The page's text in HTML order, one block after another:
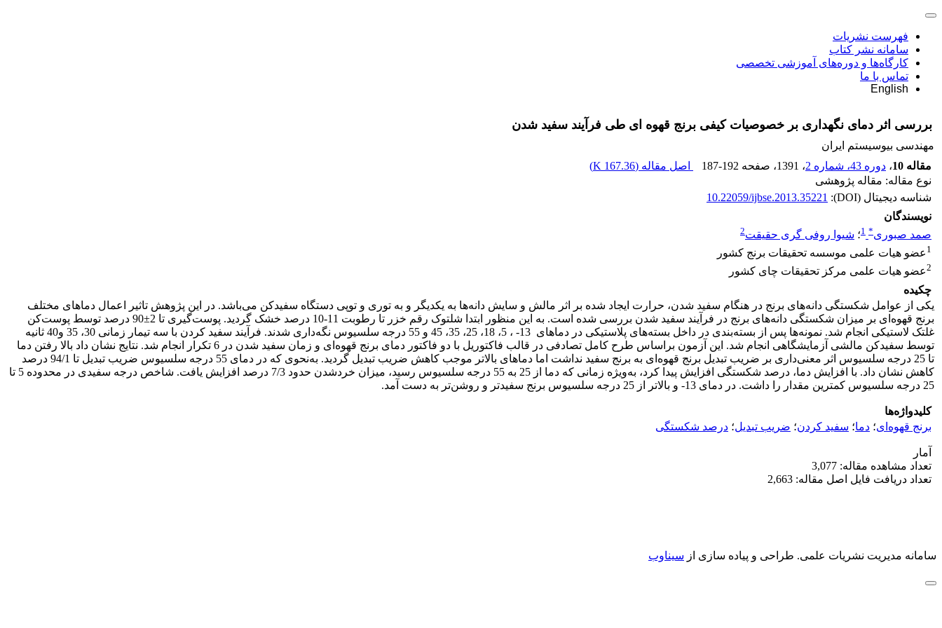
فهرست نشریات
سامانه نشر کتاب
کارگاه‌ها و دوره‌های آموزشی تخصصی
تماس با ما
English
بررسی اثر دمای نگهداری بر خصوصیات کیفی برنج قهوه ای طی فرآیند سفید شدن
مهندسی بیوسیستم ایران
مقاله 10
، دوره 43، شماره 2 ، 1391 ، صفحه 187-192 اصل مقاله (167.36 K
)
نوع مقاله: مقاله پژوهشی
شناسه دیجیتال (DOI):
10.22059/ijbse.2013.35221
نویسندگان
صمد صبوری*
1؛ شیوا روفی گری حقیقت2
1 عضو هیات علمی موسسه تحقیقات برنج کشور
2عضو هیات علمی مرکز تحقیقات چای کشور
چکیده
یکی از عوامل شکستگی دانه‌های برنج در هنگام سفید شدن، حرارت ایجاد شده بر اثر مالش و سایش دانه‌ها به یکدیگر و به توری و توپی دستگاه سفید‌کن می‌باشد. در این پژوهش تاثیر اعمال دماهای مختلف
برنج قهوه‌ای بر میزان شکستگی دانه‌های برنج در فرآیند سفید شدن بررسی شده است. به این منظور ابتدا شلتوک رقم خزر تا رطوبت 11-10 درصد خشک گردید. پوست‌گیری تا 2±90 درصد توسط پوست‌کن
غلتک لاستیکی انجام شد. نمونه‌ها پس از بسته‌بندی در داخل بسته‌های پلاستیکی در دماهای 13- ، 5، 18، 25، 35، 45 و 55 درجه سلسیوس نگه‌داری شدند. فرآیند سفید کردن با سه تیمار زمانی 30، 35 و40 ثانیه
توسط سفید‌کن مالشی آزمایشگاهی انجام شد. این آزمون براساس طرح کامل تصادفی در قالب فاکتوریل با دو فاکتور دمای برنج قهوه‌ای و زمان سفید شدن در 6 تکرار انجام شد. نتایج نشان داد بالا رفتن دما
تا 25 درجه سلسیوس اثر معنی‌داری بر ضریب تبدیل برنج قهوه‌ای به برنج سفید نداشت اما دماهای بالاتر موجب کاهش ضریب تبدیل گردید. به‌نحوی که در دمای 55 درجه سلسیوس ضریب تبدیل تا 94/1 درصد
کاهش نشان داد. با افزایش دما، درصد شکستگی افزایش پیدا کرد، به‌ویژه زمانی که دما از 25 به 55 درجه سلسیوس رسید، میزان خردشدن حدود 7/3 درصد افزایش یافت. شاخص درجه سفیدی در محدوده 5 تا
25 درجه سلسیوس کمترین مقدار را داشت. در دمای 13- و بالاتر از 25 درجه سلسیوس برنج سفید‌تر و روشن‌تر به دست آمد.
کلیدواژه‌ها
برنج قهوه‌ای؛ دما؛ سفید کردن؛ ضریب تبدیل؛ درصد شکستگی
آمار
تعداد مشاهده مقاله: 3,077
تعداد دریافت فایل اصل مقاله: 2,663
سامانه مدیریت نشریات علمی. طراحی و پیاده سازی از سیناوب